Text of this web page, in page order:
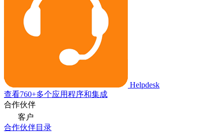
Helpdesk
查看760+多个应用程序和集成
合作伙伴
客户
合作伙伴目录